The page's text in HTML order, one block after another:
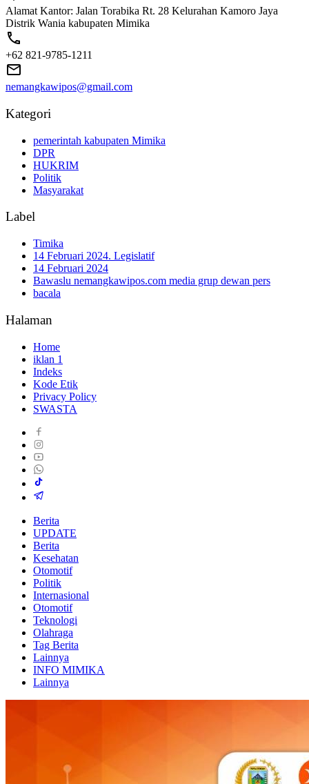
Alamat Kantor: Jalan Torabika Rt. 28 Kelurahan Kamoro Jaya
Distrik Wania kabupaten Mimika
+62 821-9785-1211
nemangkawipos@gmail.com
Kategori
pemerintah kabupaten Mimika
DPR
HUKRIM
Politik
Masyarakat
Label
Timika
14 Februari 2024. Legislatif
14 Februari 2024
Bawaslu nemangkawipos.com media grup dewan pers
bacala
Halaman
Home
iklan 1
Indeks
Kode Etik
Privacy Policy
SWASTA
Berita
UPDATE
Berita
Kesehatan
Otomotif
Politik
Internasional
Otomotif
Teknologi
Olahraga
Tag Berita
Lainnya
INFO MIMIKA
Lainnya